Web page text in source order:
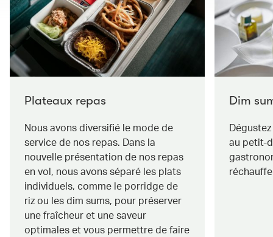
Plateaux repas
Nous avons diversifié le mode de
service de nos repas. Dans la
nouvelle présentation de nos repas
en vol, nous avons séparé les plats
individuels, comme le porridge de
riz ou les dim sums, pour préserver
une fraîcheur et une saveur
optimales et vous permettre de faire
Dim
au petit-